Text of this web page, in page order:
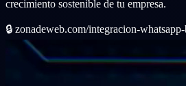
crecimiento sostenible de tu empresa.
🔒 zonadeweb.com/integracion-whatsapp-